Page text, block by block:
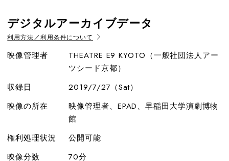
デジタルアーカイブデータ
利用方法／利用条件について
映像管理者
THEATRE E9 KYOTO（一般社団法人アー
ツシード京都）
収録日
2019/7/27（Sat）
映像の所在
映像管理者、EPAD、早稲田大学演劇博物
館
権利処理状況
公開可能
映像分数
70分